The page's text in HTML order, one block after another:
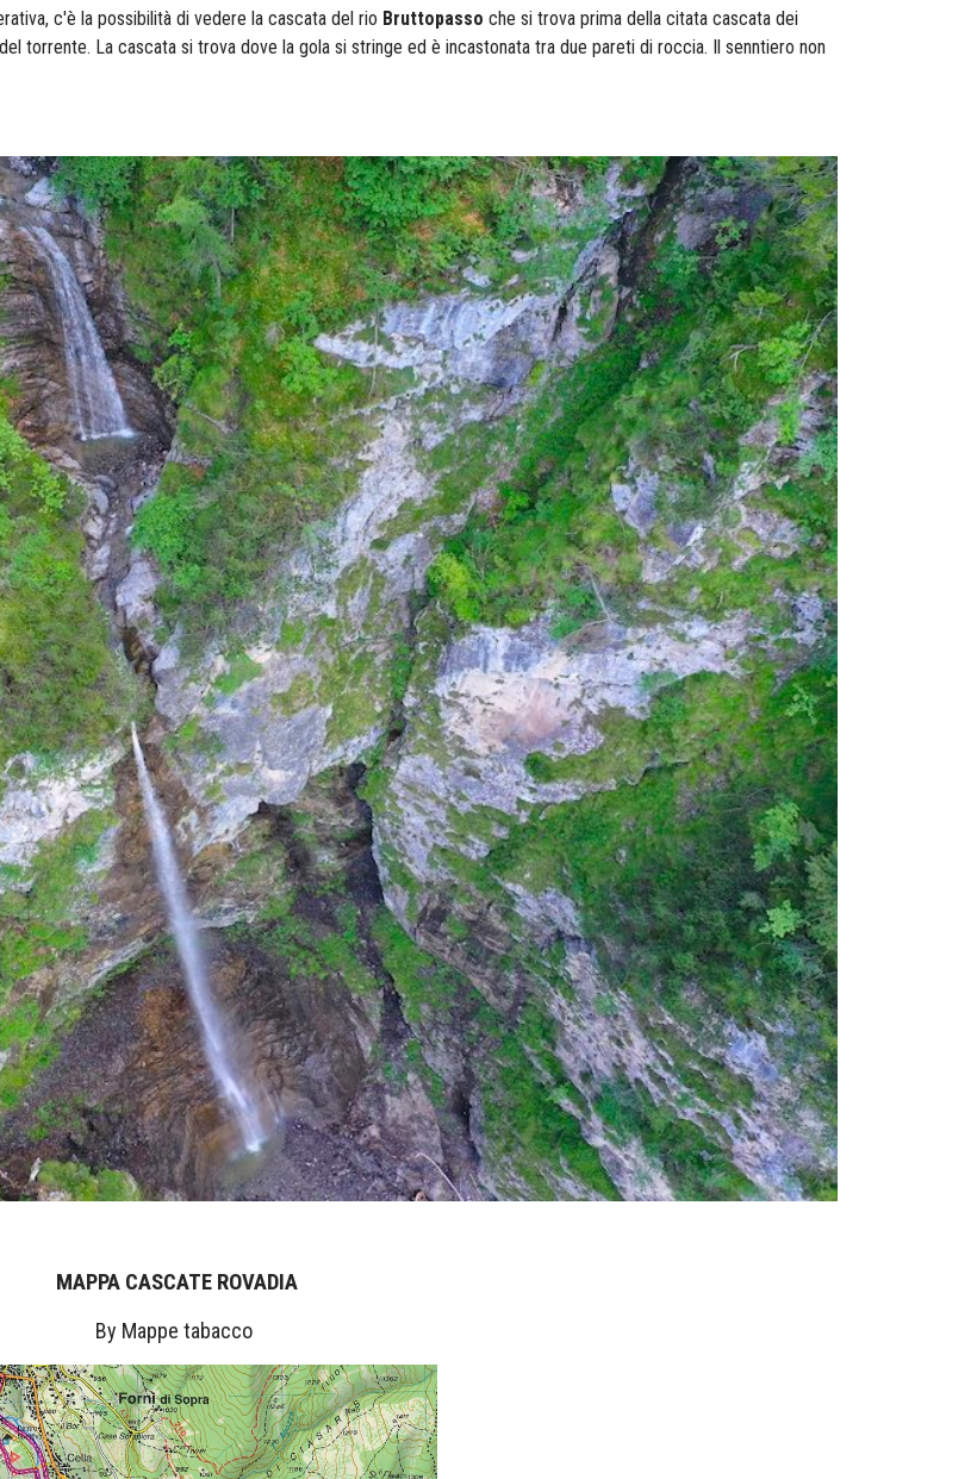
c'è la possibilità di vedere la cascata del rio Bruttopasso che si trova prima della citata cascata dei
torrente. La cascata si trova dove la gola si stringe ed è incastonata tra due pareti di roccia. Il senntiero non
MAPPA CASCATE ROVADIA
By Mappe tabacco